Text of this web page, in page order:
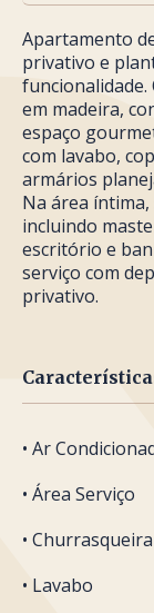
Apartamento
privativo e
funcionalidade.
em madeira,
espaço
com lavabo,
armários
Na área
incluindo
escritório e
serviço com
privativo.
• Ar
• Área Serviço
• Churrasqueira
• Lavabo